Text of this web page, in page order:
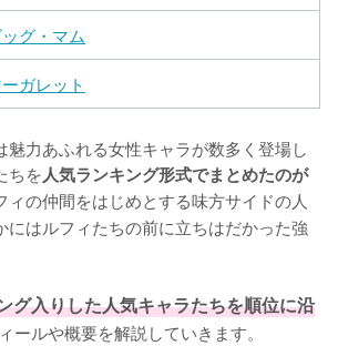
グ・マム
ガレット
魅力あふれる女性キャラが数多く登場し
ちを人気ランキング形式でまとめたのが
ィの仲間をはじめとする味方サイドの人
にはルフィたちの前に立ちはだかった強
グ入りした人気キャラたちを順位に沿
ールや概要を解説していきます。